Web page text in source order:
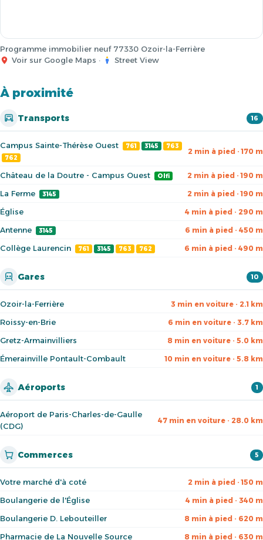
Programme immobilier neuf 77330 Ozoir-la-Ferrière
Voir sur Google Maps · Street View
À proximité
Transports 16
Campus Sainte-Thérèse Ouest 761 3145
763
762
2 min à pied · 170 m
Château de la Doutre - Campus Ouest Olfi 2 min à pied · 190 m
La Ferme 3145 2 min à pied · 190 m
Église 4 min à pied · 290 m
Antenne 3145 6 min à pied · 450 m
Collège Laurencin 761 3145 763 762 6 min à pied · 490 m
Gares 10
Ozoir-la-Ferrière 3 min en voiture · 2.1 km
Roissy-en-Brie 6 min en voiture · 3.7 km
Gretz-Armainvilliers 8 min en voiture · 5.0 km
Émerainville Pontault-Combault 10 min en voiture · 5.8 km
Aéroports 1
Aéroport de Paris-Charles-de-Gaulle
(CDG)
47 min en voiture · 28.0 km
Commerces 5
Votre marché d'à coté 2 min à pied · 150 m
Boulangerie de l'Église 4 min à pied · 340 m
Boulangerie D. Lebouteiller 8 min à pied · 620 m
Pharmacie de La Nouvelle Source 8 min à pied · 630 m